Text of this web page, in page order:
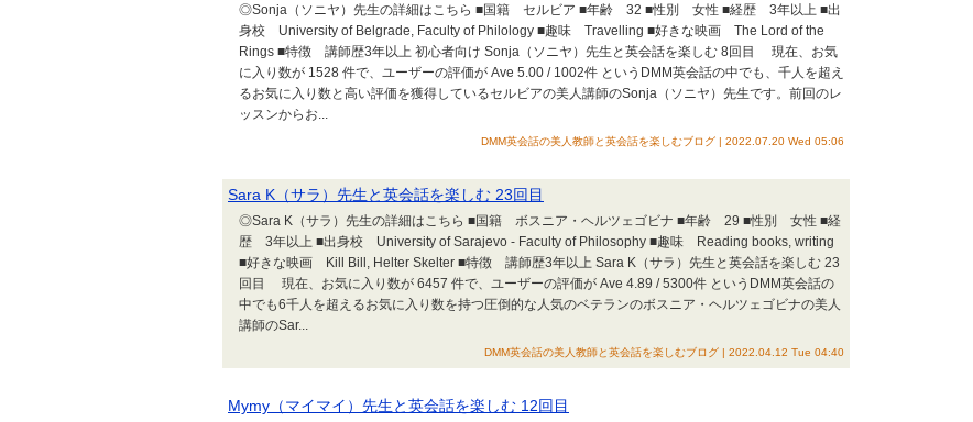
◎Sonja（ソニヤ）先生の詳細はこちら ■国籍 セルビア ■年齢 32 ■性別 女性 ■経歴 3年以上 ■出
身校 University of Belgrade, Faculty of Philology ■趣味 Travelling ■好きな映画 The Lord of the
Rings ■特徴 講師歴3年以上 初心者向け Sonja（ソニヤ）先生と英会話を楽しむ 8回目 現在、お気
に入り数が 1528 件で、ユーザーの評価が Ave 5.00 / 1002件 というDMM英会話の中でも、千人を超え
るお気に入り数と高い評価を獲得しているセルビアの美人講師のSonja（ソニヤ）先生です。前回のレ
ッスンからお...
DMM英会話の美人教師と英会話を楽しむブログ | 2022.07.20 Wed 05:06
Sara K（サラ）先生と英会話を楽しむ 23回目
◎Sara K（サラ）先生の詳細はこちら ■国籍 ボスニア・ヘルツェゴビナ ■年齢 29 ■性別 女性 ■経
歴 3年以上 ■出身校 University of Sarajevo - Faculty of Philosophy ■趣味 Reading books, writing
■好きな映画 Kill Bill, Helter Skelter ■特徴 講師歴3年以上 Sara K（サラ）先生と英会話を楽しむ 23
回目 現在、お気に入り数が 6457 件で、ユーザーの評価が Ave 4.89 / 5300件 というDMM英会話の
中でも6千人を超えるお気に入り数を持つ圧倒的な人気のベテランのボスニア・ヘルツェゴビナの美人
講師のSar...
DMM英会話の美人教師と英会話を楽しむブログ | 2022.04.12 Tue 04:40
Mymy（マイマイ）先生と英会話を楽しむ 12回目